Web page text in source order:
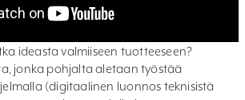
ideasta valmiiseen tuotteeseen?
jonka pohjalta aletaan työstää
(digitaalinen luonnos teknisistä